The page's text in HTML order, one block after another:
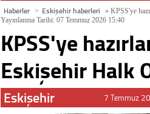
Haberler > Eskişehir haberleri » KPSS'ye
Yayınlanma Tarihi: 07 Temmuz 2026 15:40
KPSS'ye
Eskişehir Halk
Eskişehir 7 Temmuz